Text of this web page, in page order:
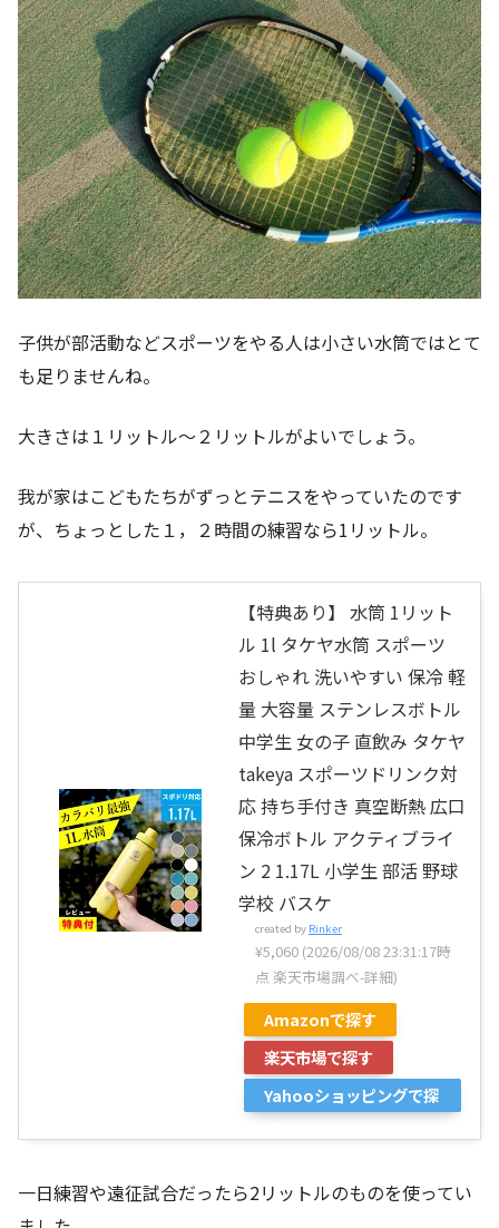
子供が部活動などスポーツをやる人は小さい水筒ではとて
も足りませんね。
大きさは１リットル～２リットルがよいでしょう。
我が家はこどもたちがずっとテニスをやっていたのです
が、ちょっとした１，２時間の練習なら1リットル。
【特典あり】 水筒 1リット
ル 1l タケヤ水筒 スポーツ
おしゃれ 洗いやすい 保冷 軽
量 大容量 ステンレスボトル
中学生 女の子 直飲み タケヤ
takeya スポーツドリンク対
応 持ち手付き 真空断熱 広口
保冷ボトル アクティブライ
ン 2 1.17L 小学生 部活 野球
学校 バスケ
created by Rinker
¥5,060 (2026/08/08 23:31:17時
点 楽天市場調べ-詳細)
Amazonで探す
楽天市場で探す
Yahooショッピングで探
一日練習や遠征試合だったら2リットルのものを使ってい